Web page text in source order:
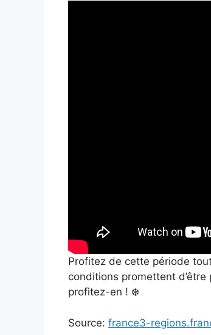
Profitez de cette période
conditions promettent
profitez-en ! ❄️
Source: france3-